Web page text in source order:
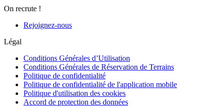
On recrute !
Rejoignez-nous
Légal
Conditions Générales d’Utilisation
Conditions Générales de Réservation de Terrains
Politique de confidentialité
Politique de confidentialité de l'application mobile
Politique d'utilisation des cookies
Accord de protection des données